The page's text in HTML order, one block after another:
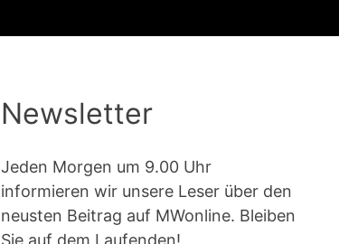
Newsletter
Jeden Morgen um 9.00 Uhr
informieren wir unsere Leser über den
neusten Beitrag auf MWonline. Bleiben
Sie auf dem Laufenden!